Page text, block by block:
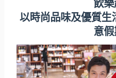
以時尚品味及優質生
意